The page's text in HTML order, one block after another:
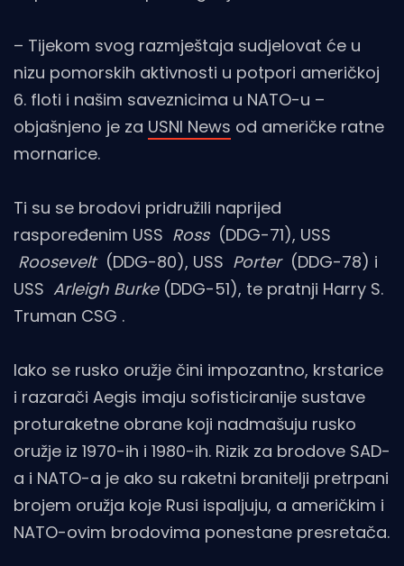
– Tijekom svog razmještaja sudjelovat će u
nizu pomorskih aktivnosti u potpori američkoj
6. floti i našim saveznicima u NATO-u –
objašnjeno je za USNI News od američke ratne
mornarice.
Ti su se brodovi pridružili naprijed
raspoređenim USS Ross(DDG-71), USS
Roosevelt(DDG-80), USS Porter(DDG-78) i
USS Arleigh Burke(DDG-51), te pratnji Harry S.
Truman CSG .
Iako se rusko oružje čini impozantno, krstarice
i razarači Aegis imaju sofisticiranije sustave
proturaketne obrane koji nadmašuju rusko
oružje iz 1970-ih i 1980-ih. Rizik za brodove SAD-
a i NATO-a je ako su raketni branitelji pretrpani
brojem oružja koje Rusi ispaljuju, a američkim i
NATO-ovim brodovima ponestane presretača.